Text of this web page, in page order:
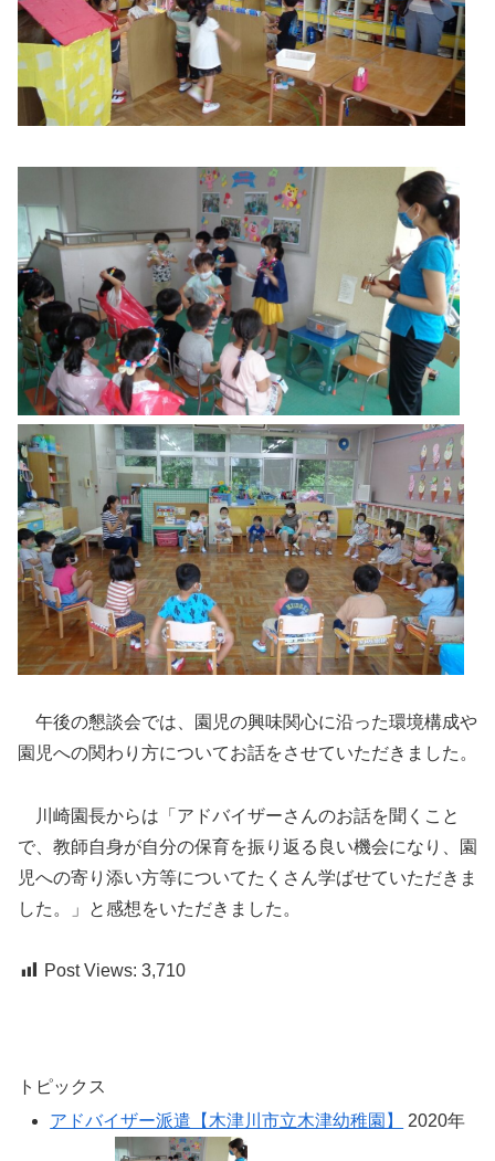
午後の懇談会では、園児の興味関心に沿った環境構成や
園児への関わり方についてお話をさせていただきました。
川崎園長からは「アドバイザーさんのお話を聞くこと
で、教師自身が自分の保育を振り返る良い機会になり、園
児への寄り添い方等についてたくさん学ばせていただきま
した。」と感想をいただきました。
Post Views: 3,710
トピックス
アドバイザー派遣【木津川市立木津幼稚園】
2020年